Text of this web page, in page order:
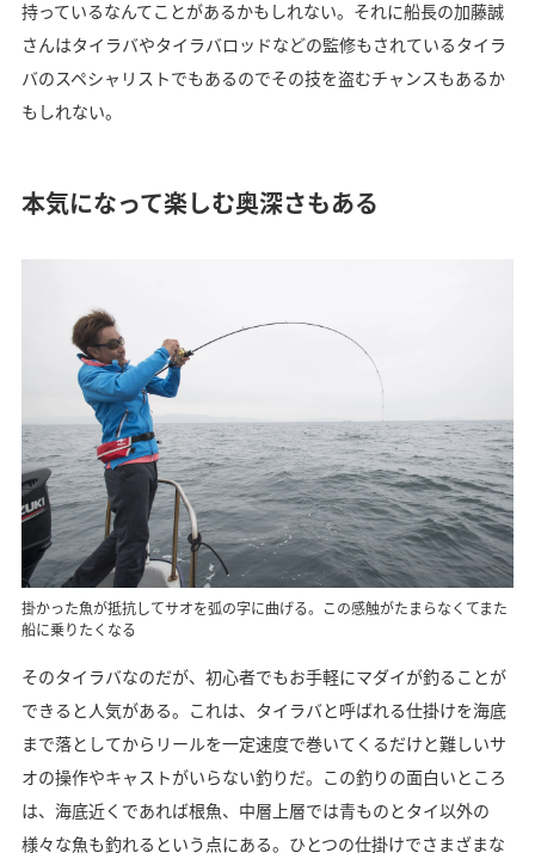
持っているなんてことがあるかもしれない。それに船長の加藤誠
さんはタイラバやタイラバロッドなどの監修もされているタイラ
バのスペシャリストでもあるのでその技を盗むチャンスもあるか
もしれない。
本気になって楽しむ奥深さもある
掛かった魚が抵抗してサオを弧の字に曲げる。この感触がたまらなくてまた
船に乗りたくなる
そのタイラバなのだが、初心者でもお手軽にマダイが釣ることが
できると人気がある。これは、タイラバと呼ばれる仕掛けを海底
まで落としてからリールを一定速度で巻いてくるだけと難しいサ
オの操作やキャストがいらない釣りだ。この釣りの面白いところ
は、海底近くであれば根魚、中層上層では青ものとタイ以外の
様々な魚も釣れるという点にある。ひとつの仕掛けでさまざまな